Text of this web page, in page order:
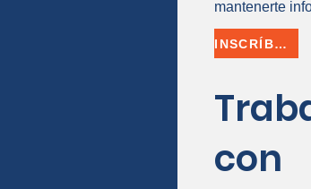
mantenerte
INSCRÍBETE
con